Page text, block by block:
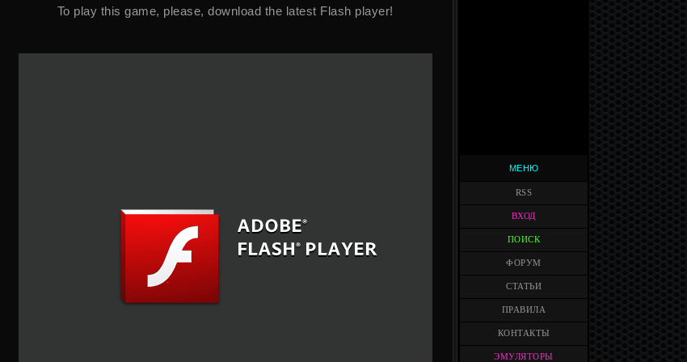
To play this game, please, download the latest Flash player!
МЕНЮ
RSS
ВХОД
ПОИСК
ФОРУМ
СТАТЬИ
ПРАВИЛА
КОНТАКТЫ
ЭМУЛЯТОРЫ